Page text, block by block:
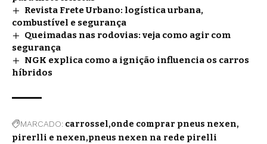
Revista Frete Urbano: logística urbana,
combustível e segurança
Queimadas nas rodovias: veja como agir com
segurança
NGK explica como a ignição influencia os carros
híbridos
MARCADO: carrossel onde comprar pneus nexen
pirerlli e nexen pneus nexen na rede pirelli